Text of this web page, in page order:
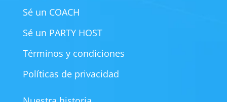
Sé un COACH
Sé un PARTY HOST
Términos y condiciones
Políticas de privacidad